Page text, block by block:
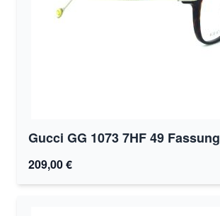
Gucci GG 1073 7HF 49 Fassung
209,00 €